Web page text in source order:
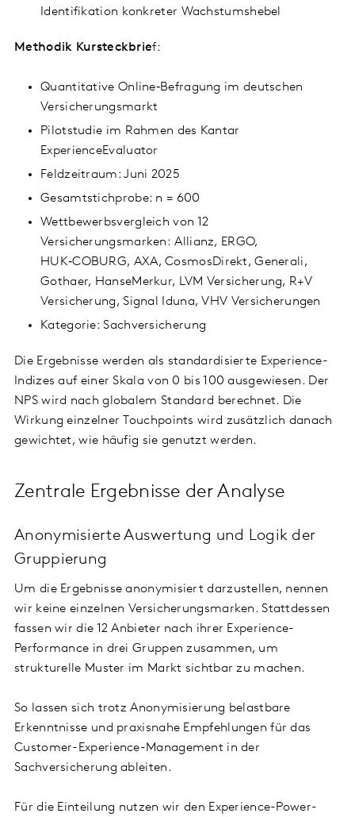
Identifikation konkreter Wachstumshebel
Methodik Kursteckbrief:
Quantitative Online‑Befragung im deutschen
Versicherungsmarkt
Pilotstudie im Rahmen des Kantar
ExperienceEvaluator
Feldzeitraum: Juni 2025
Gesamtstichprobe: n = 600
Wettbewerbsvergleich von 12
Versicherungsmarken: Allianz, ERGO,
HUK‑COBURG, AXA, CosmosDirekt, Generali,
Gothaer, HanseMerkur, LVM Versicherung, R+V
Versicherung, Signal Iduna, VHV Versicherungen
Kategorie: Sachversicherung
Die Ergebnisse werden als standardisierte Experience-
Indizes auf einer Skala von 0 bis 100 ausgewiesen. Der
NPS wird nach globalem Standard berechnet. Die
Wirkung einzelner Touchpoints wird zusätzlich danach
gewichtet, wie häufig sie genutzt werden.
Zentrale Ergebnisse der Analyse
Anonymisierte Auswertung und Logik der
Gruppierung
Um die Ergebnisse anonymisiert darzustellen, nennen
wir keine einzelnen Versicherungsmarken. Stattdessen
fassen wir die 12 Anbieter nach ihrer Experience-
Performance in drei Gruppen zusammen, um
strukturelle Muster im Markt sichtbar zu machen.
So lassen sich trotz Anonymisierung belastbare
Erkenntnisse und praxisnahe Empfehlungen für das
Customer-Experience-Management in der
Sachversicherung ableiten.
Für die Einteilung nutzen wir den Experience-Power-